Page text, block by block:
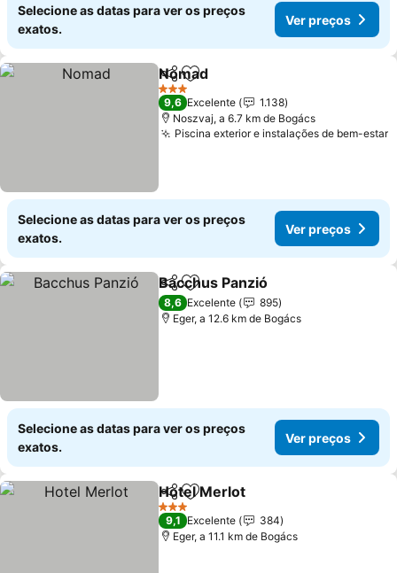
Selecione as datas para ver os preços
exatos.
Ver preços
PartilharAdicionar aos favoritos
Nomad
3 Estrelas
9,6 Excelente
1.138
Noszvaj, a 6.7 km de Bogács
Piscina exterior e instalações de bem-estar
Selecione as datas para ver os preços
exatos.
Ver preços
PartilharAdicionar aos favoritos
Bacchus Panzió
8,6 Excelente
895
Eger, a 12.6 km de Bogács
Selecione as datas para ver os preços
exatos.
Ver preços
PartilharAdicionar aos favoritos
Hotel Merlot
3 Estrelas
9,1 Excelente
384
Eger, a 11.1 km de Bogács